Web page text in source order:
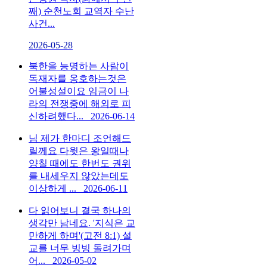
째) 순천노회 교역자 수난
사건...
2026-05-28
북한을 능명하는 사람이
독재자를 옹호하는것은
어불성설이요 임금이 나
라의 전쟁중에 해외로 피
신하려했다...
2026-06-14
님 제가 한마디 조언해드
릴께요 다윗은 왕일때나
양칠 때에도 한번도 권위
를 내세우지 않았는데도
이상하게 ...
2026-06-11
다 읽어보니 결국 하나의
생각만 남네요. '지식은 교
만하게 하며'(고전 8:1) 설
교를 너무 빙빙 돌려가며
어...
2026-05-02